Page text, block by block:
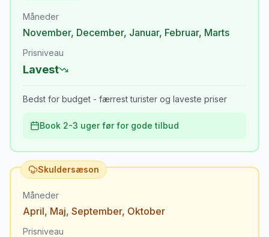
Måneder
November, December, Januar, Februar, Marts
Prisniveau
Lavest
Bedst for budget - færrest turister og laveste priser
Book 2-3 uger før for gode tilbud
Skuldersæson
Måneder
April, Maj, September, Oktober
Prisniveau